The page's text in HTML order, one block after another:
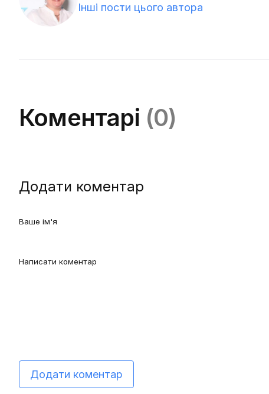
Інші пости цього автора
Коментарі (0)
Додати коментар
Додати коментар